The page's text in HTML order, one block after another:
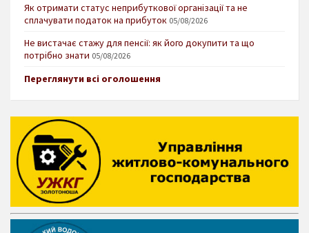
Як отримати статус неприбуткової організації та не
сплачувати податок на прибуток 05/08/2026
Не вистачає стажу для пенсії: як його докупити та що
потрібно знати 05/08/2026
Переглянути всі оголошення